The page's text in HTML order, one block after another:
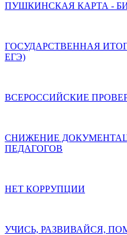
ПУШКИНСКАЯ КАРТА -
ГОСУДАРСТВЕННАЯ
ЕГЭ)
ВСЕРОССИЙСКИЕ
СНИЖЕНИЕ
ПЕДАГОГОВ
НЕТ КОРРУПЦИИ
УЧИСЬ, РАЗВИВАЙСЯ,